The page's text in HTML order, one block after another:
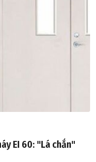
EI 60: "Lá chắn"